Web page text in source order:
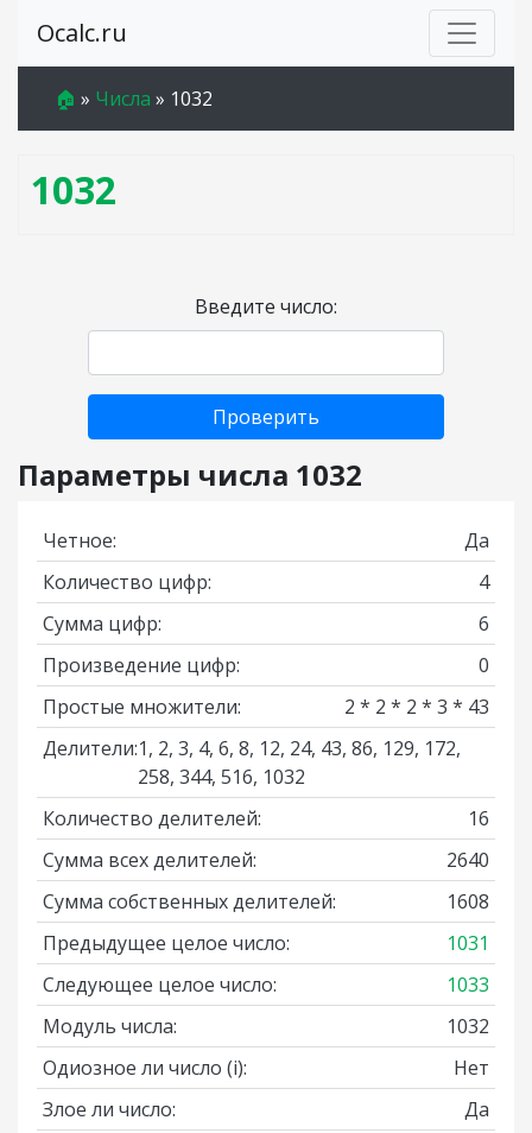
Ocalc.ru
🏠 » Числа » 1032
1032
Введите число:
Проверить
Параметры числа 1032
Четное:
Да
Количество цифр:
4
Сумма цифр:
6
Произведение цифр:
0
Простые множители:
2 * 2 * 2 * 3 * 43
Делители:1, 2, 3, 4, 6, 8, 12, 24, 43, 86, 129, 172,
258, 344, 516, 1032
Количество делителей:
16
Сумма всех делителей:
2640
Сумма собственных делителей:
1608
Предыдущее целое число:
1031
Следующее целое число:
1033
Модуль числа:
1032
Одиозное ли число (i):
Нет
Злое ли число:
Да